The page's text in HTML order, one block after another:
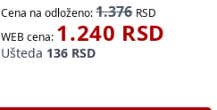
Cena na odloženo:1.376 RSD
WEB cena: 1.240 RSD
Ušteda 136 RSD